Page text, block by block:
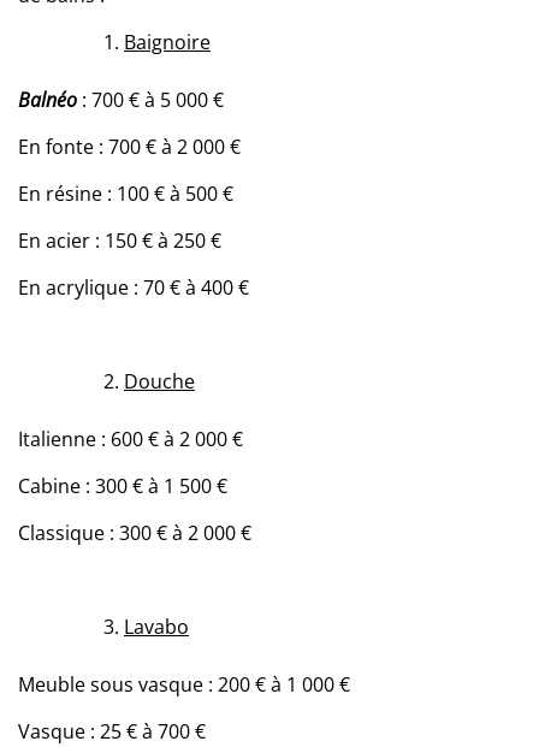
Baignoire
Balnéo : 700 € à 5 000 €
En fonte : 700 € à 2 000 €
En résine : 100 € à 500 €
En acier : 150 € à 250 €
En acrylique : 70 € à 400 €
Douche
Italienne : 600 € à 2 000 €
Cabine : 300 € à 1 500 €
Classique : 300 € à 2 000 €
Lavabo
Meuble sous vasque : 200 € à 1 000 €
Vasque : 25 € à 700 €